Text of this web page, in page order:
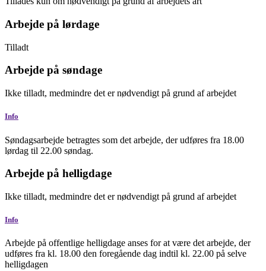
Arbejde på lørdage
Tilladt
Arbejde på søndage
Ikke tilladt, medmindre det er nødvendigt på grund af arbejdet
Info
Søndagsarbejde betragtes som det arbejde, der udføres fra 18.00
lørdag til 22.00 søndag.
Arbejde på helligdage
Ikke tilladt, medmindre det er nødvendigt på grund af arbejdet
Info
Arbejde på offentlige helligdage anses for at være det arbejde, der
udføres fra kl. 18.00 den foregående dag indtil kl. 22.00 på selve
helligdagen